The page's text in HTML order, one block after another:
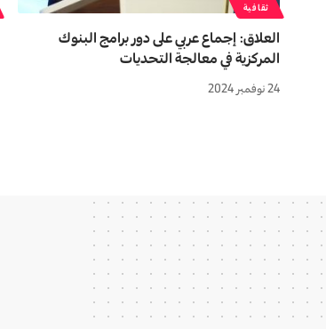
ثقافية
العلاق: إجماع عربي على دور برامج البنوك
المركزية في معالجة التحديات
24 نوفمبر 2024